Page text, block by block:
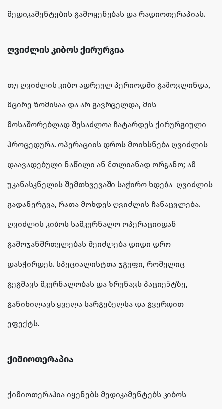
მედიკამენტების გამოყენებას და რადიოთერაპიას.
ღვიძლის კიბოს ქირურგია
თუ ღვიძლის კიბო ადრეულ პერიოდში გამოვლინდა,
მცირე ზომისაა და არ გავრცელდა, მის
მოსაშორებლად შესაძლოა ჩატარდეს ქირურგიული
პროცედურა. ოპერაციის დროს მოიხსნება ღვიძლის
დაავადებული ნაწილი ან მთლიანად ორგანო; ამ
უკანასკნელის შემთხვევაში საჭირო ხდება ღვიძლის
გადანერგვა, რათა მოხდეს ღვიძლის ჩანაცვლება.
ღვიძლის კიბოს სამკურნალო ოპერაციიდან
გამოჯანმრთელებას შეიძლება დიდი დრო
დასჭირდეს. სპეციალისტთა ჯგუფი, რომელიც
გეგმავს მკურნალობას და ზრუნავს პაციენტზე,
განიხილავს ყველა სარგებელსა და გვერდით
ეფექტს.
ქიმიოთერაპია
ქიმიოთერაპია იყენებს მედიკამენტებს კიბოს